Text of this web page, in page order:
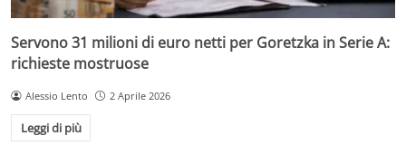
Servono 31 milioni di euro netti per Goretzka in Serie A:
richieste mostruose
Alessio Lento 2 Aprile 2026
Leggi di più